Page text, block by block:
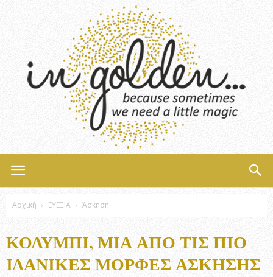
Αρχική ΕΥΕΞΙΑ Άσκηση
ΚΟΛΎΜΠΙ, ΜΊΑ ΑΠΌ ΤΙΣ ΠΙΟ
ΙΔΑΝΙΚΈΣ ΜΟΡΦΈΣ ΆΣΚΗΣΗΣ